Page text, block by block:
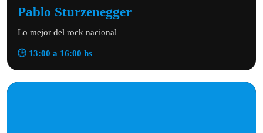
Pablo Sturzenegger
Lo mejor del rock nacional
🕒 13:00 a 16:00 hs